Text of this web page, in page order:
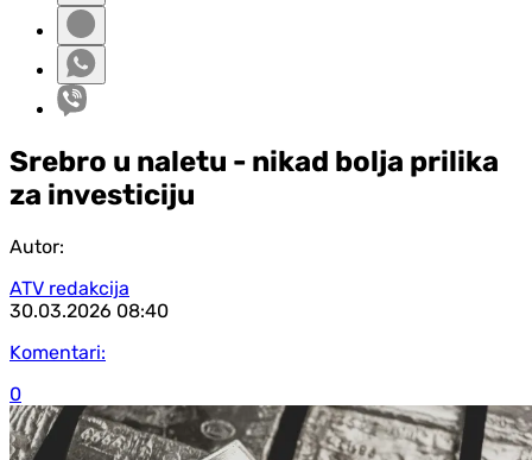
Srebro u naletu - nikad bolja prilika
za investiciju
Autor:
ATV redakcija
30.03.2026 08:40
Komentari:
0